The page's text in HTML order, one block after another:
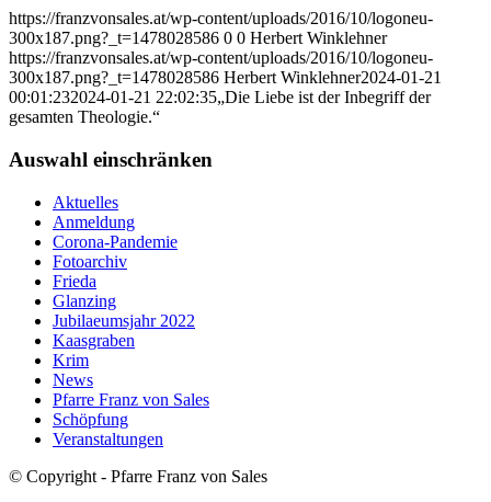
https://franzvonsales.at/wp-content/uploads/2016/10/logoneu-
300x187.png?_t=1478028586 0 0 Herbert Winklehner
https://franzvonsales.at/wp-content/uploads/2016/10/logoneu-
300x187.png?_t=1478028586 Herbert Winklehner2024-01-21
00:01:232024-01-21 22:02:35„Die Liebe ist der Inbegriff der
gesamten Theologie.“
Auswahl einschränken
Aktuelles
Anmeldung
Corona-Pandemie
Fotoarchiv
Frieda
Glanzing
Jubilaeumsjahr 2022
Kaasgraben
Krim
News
Pfarre Franz von Sales
Schöpfung
Veranstaltungen
© Copyright - Pfarre Franz von Sales